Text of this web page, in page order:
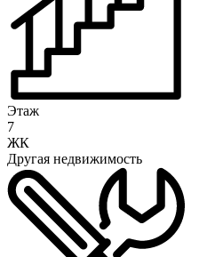
Этаж
7
ЖК
Другая недвижимость